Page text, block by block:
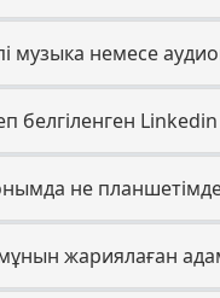
музыка немесе
белгіленген
не
жариялаған